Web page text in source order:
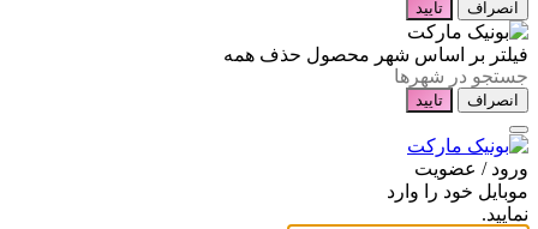
انصراف تایید
فیلتر بر اساس شهر محصول حذف همه
انصراف تایید
ورود / عضویت
موبایل خود را وارد
نمایید.